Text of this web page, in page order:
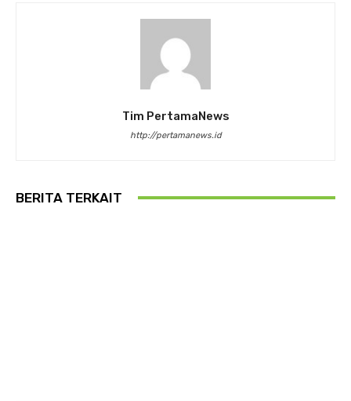
Tim PertamaNews
http://pertamanews.id
BERITA TERKAIT